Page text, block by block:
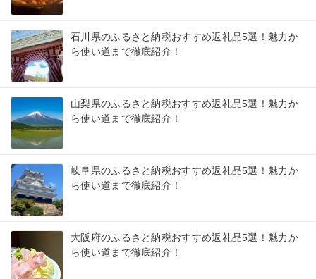
石川県のふるさと納税おすすめ返礼品5選！魅力か
ら使い道まで徹底紹介！
山梨県のふるさと納税おすすめ返礼品5選！魅力か
ら使い道まで徹底紹介！
岐阜県のふるさと納税おすすめ返礼品5選！魅力か
ら使い道まで徹底紹介！
大阪府のふるさと納税おすすめ返礼品5選！魅力か
ら使い道まで徹底紹介！